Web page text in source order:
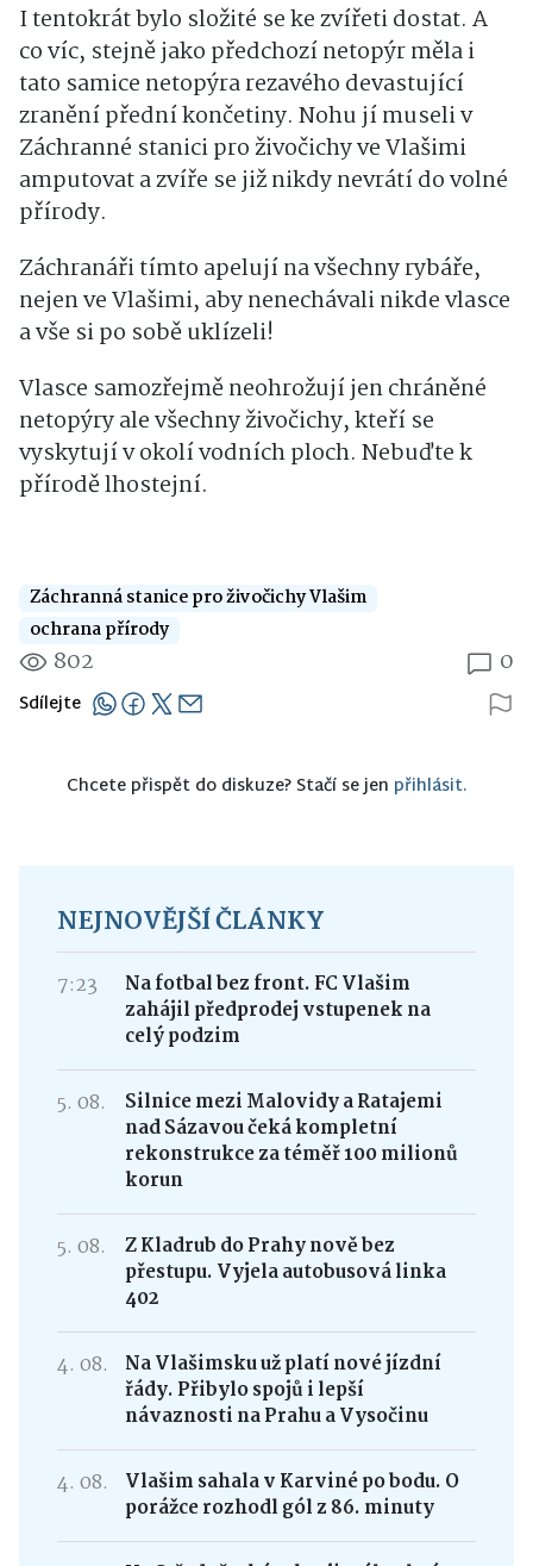
I tentokrát bylo složité se ke zvířeti dostat. A
co víc, stejně jako předchozí netopýr měla i
tato samice netopýra rezavého devastující
zranění přední končetiny. Nohu jí museli v
Záchranné stanici pro živočichy ve Vlašimi
amputovat a zvíře se již nikdy nevrátí do volné
přírody.
Záchranáři tímto apelují na všechny rybáře,
nejen ve Vlašimi, aby nenechávali nikde vlasce
a vše si po sobě uklízeli!
Vlasce samozřejmě neohrožují jen chráněné
netopýry ale všechny živočichy, kteří se
vyskytují v okolí vodních ploch. Nebuďte k
přírodě lhostejní.
Záchranná stanice pro živočichy Vlašim
ochrana přírody
802 0
Sdílejte
Chcete přispět do diskuze? Stačí se jen přihlásit.
NEJNOVĚJŠÍ ČLÁNKY
7:23
Na fotbal bez front. FC Vlašim
zahájil předprodej vstupenek na
celý podzim
5. 08.
Silnice mezi Malovidy a Ratajemi
nad Sázavou čeká kompletní
rekonstrukce za téměř 100 milionů
korun
5. 08.
Z Kladrub do Prahy nově bez
přestupu. Vyjela autobusová linka
402
4. 08.
Na Vlašimsku už platí nové jízdní
řády. Přibylo spojů i lepší
návaznosti na Prahu a Vysočinu
4. 08.
Vlašim sahala v Karviné po bodu. O
porážce rozhodl gól z 86. minuty